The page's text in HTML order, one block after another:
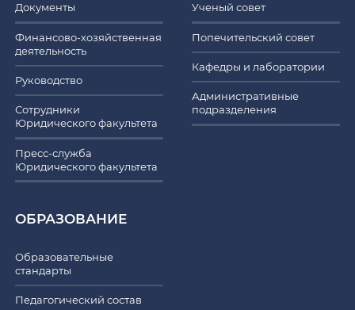
Документы
Финансово-хозяйственная
деятельность
Руководство
Сотрудники
Юридического факультета
Пресс-служба
Юридического факультета
Ученый совет
Попечительский совет
Кафедры и лаборатории
Административные
подразделения
ОБРАЗОВАНИЕ
Образовательные
стандарты
Педагогический состав